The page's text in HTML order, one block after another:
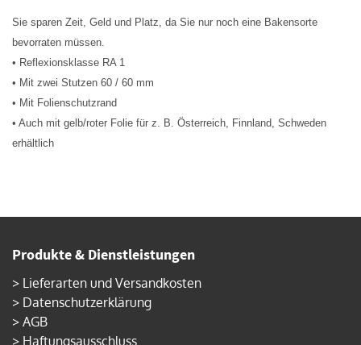
Sie sparen Zeit, Geld und Platz, da Sie nur noch eine Bakensorte
bevorraten müssen.
• Reflexionsklasse RA 1
• Mit zwei Stutzen 60 / 60 mm
• Mit Folienschutzrand
• Auch mit gelb/roter Folie für z. B. Österreich, Finnland, Schweden
erhältlich
Produkte & Dienstleistungen
> Lieferarten und Versandkosten
> Datenschutzerklärung
> AGB
> Haftungsausschluss